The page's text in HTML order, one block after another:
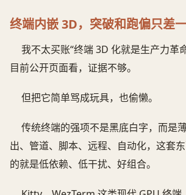
终端内嵌 3D，突破和跑偏只差
我不太买账“终端 3D 化就是生产力革
目前公开页面看，证据不够。
但把它简单骂成玩具，也偷懒。
传统终端的强项不是黑底白字，而是
出、管道、脚本、远程、自动化，这套
的就是低依赖、低干扰、好组合。